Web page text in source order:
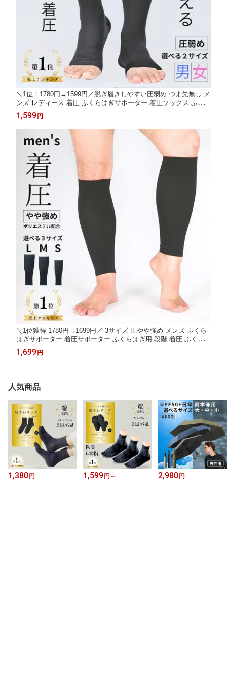
＼1位！1780円→1599円／脱ぎ履きしやすい圧弱め つま先無し メ
ンズ レディース 着圧 ふくらはぎサポーター 着圧ソックス ふくら
はぎ 加圧 つま先なし 加圧ソックス 寝る時 おやすみ むくみ 浮腫
み 着圧サポーター 着圧靴下 昼 夜 夜用 高齢者 妊婦 マタニティ 1
足
1,599円
＼1位獲得 1780円→1699円／ 3サイズ 圧やや強め メンズ ふくら
はぎサポーター 着圧サポーター ふくらはぎ用 段階 着圧 ふくらは
ぎ 加圧 着圧ソックス サポーター コンプレッション 立ち仕事 保
温 スポーツ ランニング 着圧ソックス 着圧靴下 むくみ 浮腫み 肉
1,699円
人気商品
1,380円 1,599円 ～ 2,980円